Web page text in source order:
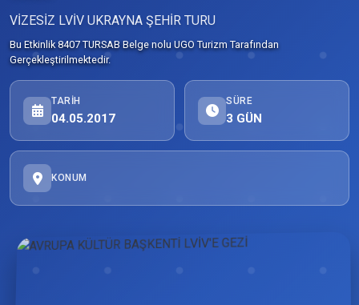
VİZESİZ LVİV UKRAYNA ŞEHİR TURU
Bu Etkinlik 8407 TURSAB Belge nolu UGO Turizm Tarafından
Gerçekleştirilmektedir.
TARIH
04.05.2017
SÜRE
3 GÜN
KONUM